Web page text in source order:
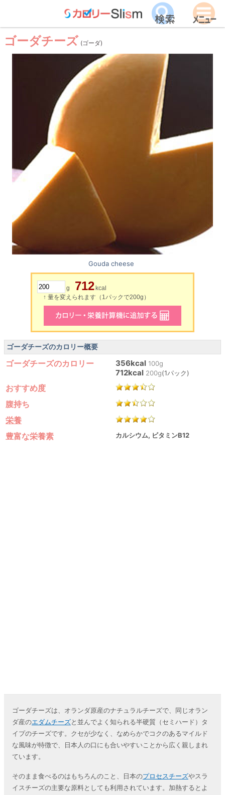
ゴーダチーズ (ゴーダ)
Gouda cheese
g 712 kcal
↑ 量を変えられます（1パックで200g）
ゴーダチーズのカロリー概要
ゴーダチーズのカロリー 356kcal 100g
712kcal 200g(1パック)
おすすめ度
腹持ち
栄養
豊富な栄養素
カルシウム, ビタミンB12
ゴーダチーズは、オランダ原産のナチュラルチーズで、同じオラン
ダ産のエダムチーズと並んでよく知られる半硬質（セミハード）タ
イプのチーズです。クセが少なく、なめらかでコクのあるマイルド
な風味が特徴で、日本人の口にも合いやすいことから広く親しまれ
ています。
そのまま食べるのはもちろんのこと、日本のプロセスチーズやスラ
イスチーズの主要な原料としても利用されています。加熱するとよ